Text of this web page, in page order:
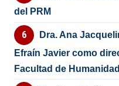
del PRM
Dra. Ana
Efraín Javier como
Facultad de